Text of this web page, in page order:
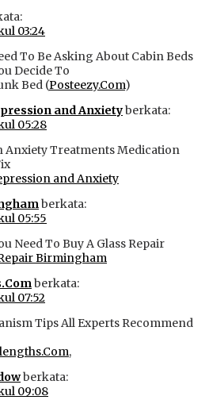
03:24
To Be Asking About Cabin Beds
Decide To
Bed (Posteezy.Com)
and Anxietyberkata:
05:28
Anxiety Treatments Medication
and Anxiety
berkata:
05:55
Need To Buy A Glass Repair
Birmingham
berkata:
07:52
Tips All Experts Recommend
,
berkata:
09:08